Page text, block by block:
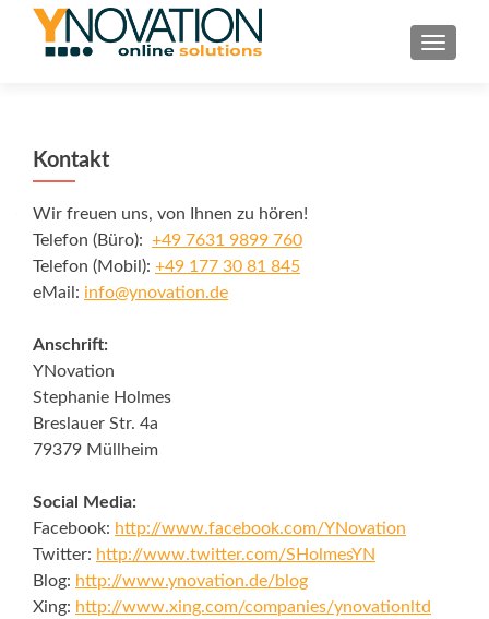
Kontakt
Wir freuen uns, von Ihnen zu hören!
Telefon (Büro): +49 7631 9899 760
Telefon (Mobil): +49 177 30 81 845
eMail: info@ynovation.de
Anschrift:
YNovation
Stephanie Holmes
Breslauer Str. 4a
79379 Müllheim
Social Media:
Facebook: http://www.facebook.com/YNovation
Twitter: http://www.twitter.com/SHolmesYN
Blog: http://www.ynovation.de/blog
Xing: http://www.xing.com/companies/ynovationltd